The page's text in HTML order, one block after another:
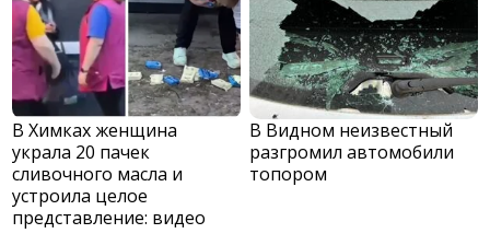
В Химках женщина
украла 20 пачек
сливочного масла и
устроила целое
представление: видео
В Видном неизвестный
разгромил автомобили
топором